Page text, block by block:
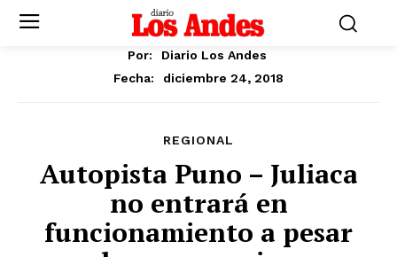
Por:
Diario Los Andes
Fecha:
diciembre 24, 2018
REGIONAL
Autopista Puno – Juliaca
no entrará en
funcionamiento a pesar